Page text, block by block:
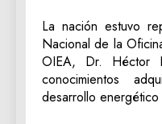
La nación estuvo
Nacional de la
OIEA, Dr. Héctor
conocimientos
desarrollo